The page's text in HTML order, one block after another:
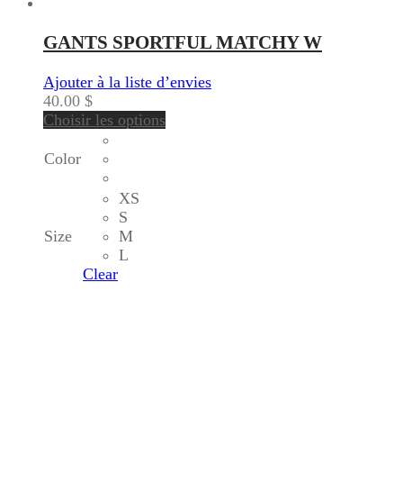
GANTS SPORTFUL MATCHY W
Ajouter à la liste d’envies
40.00 $
Choisir les options
Color
Size
XS
S
M
L
Clear